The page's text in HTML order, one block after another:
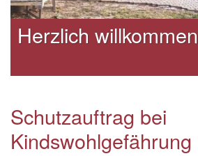
Herzlich willkommen
Schutzauftrag bei
Kindswohlgefährung